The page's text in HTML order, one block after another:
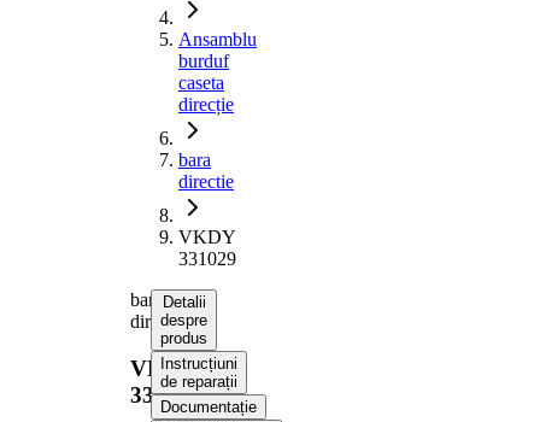
Ansamblu
burduf
caseta
direcție
bara
directie
VKDY
331029
bara
directie
VKDY
331029
Detalii
despre
produs
Instrucțiuni
de reparații
Documentație